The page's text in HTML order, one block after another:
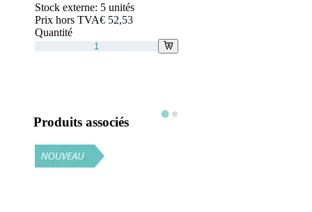
Stock externe: 5 unités
Prix hors TVA€ 52,53
Quantité
Produits associés